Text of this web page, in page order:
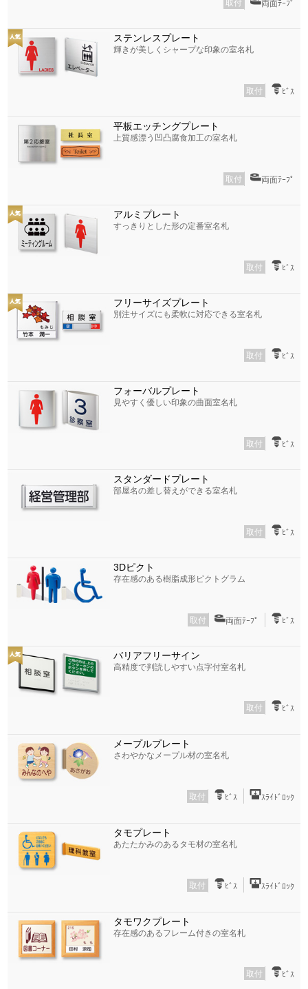
取付 両面ﾃｰﾌﾟ
ステンレスプレート
輝きが美しくシャープな印象の室名札
取付 ﾋﾞｽ
平板エッチングプレート
上質感漂う凹凸腐食加工の室名札
取付 両面ﾃｰﾌﾟ
アルミプレート
すっきりとした形の定番室名札
取付 ﾋﾞｽ
フリーサイズプレート
別注サイズにも柔軟に対応できる室名札
取付 ﾋﾞｽ
フォーバルプレート
見やすく優しい印象の曲面室名札
取付 ﾋﾞｽ
スタンダードプレート
部屋名の差し替えができる室名札
取付 ﾋﾞｽ
3Dピクト
存在感のある樹脂成形ピクトグラム
取付 両面ﾃｰﾌﾟ ﾋﾞｽ
バリアフリーサイン
高精度で判読しやすい点字付室名札
取付 ﾋﾞｽ
メープルプレート
さわやかなメープル材の室名札
取付 ﾋﾞｽ ｽﾗｲﾄﾞﾛｯｸ
タモプレート
あたたかみのあるタモ材の室名札
取付 ﾋﾞｽ ｽﾗｲﾄﾞﾛｯｸ
タモワクプレート
存在感のあるフレーム付きの室名札
取付 ﾋﾞｽ